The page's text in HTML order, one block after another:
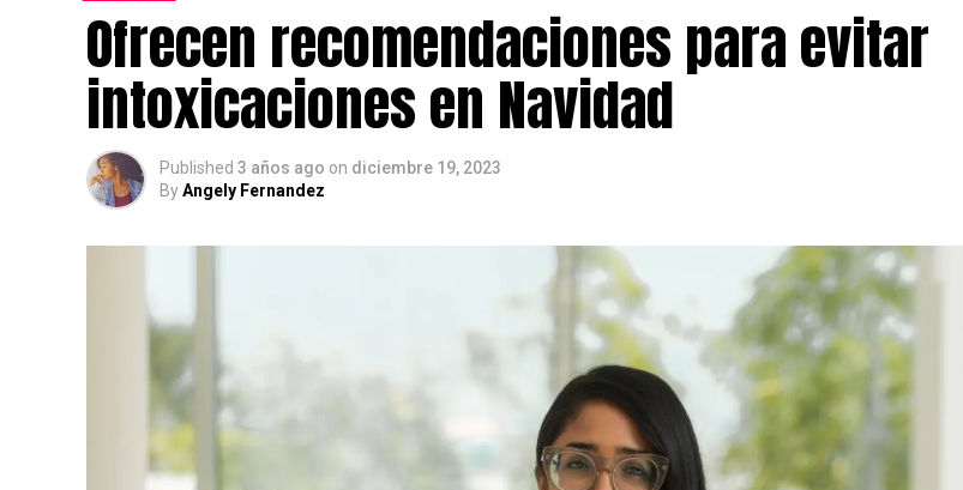
Ofrecen recomendaciones para evitar
intoxicaciones en Navidad
Published 3 años ago on diciembre 19, 2023
ByAngely Fernandez